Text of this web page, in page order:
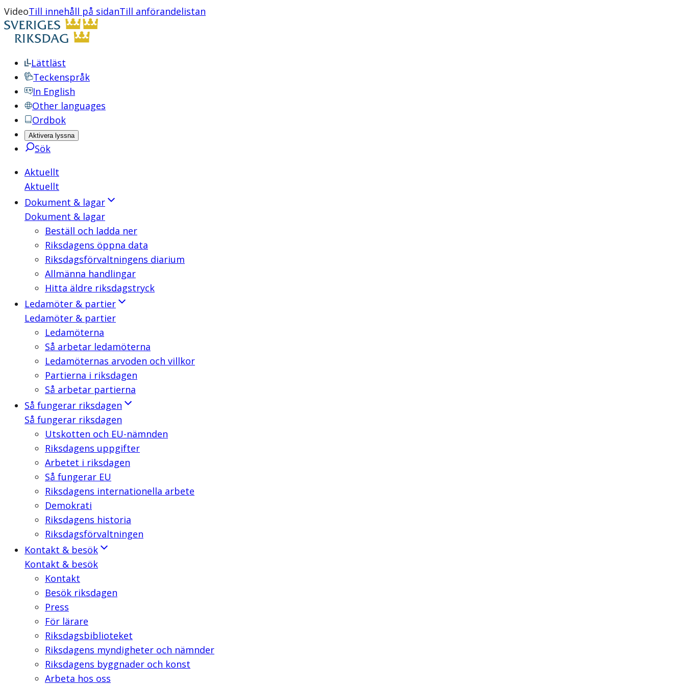
VideoTill innehåll på sidanTill anförandelistan
Lättläst
Teckenspråk
In English
Other languages
Ordbok
Aktivera lyssna
Sök
Aktuellt
Aktuellt
Dokument & lagar
Dokument & lagar
Beställ och ladda ner
Riksdagens öppna data
Riksdagsförvaltningens diarium
Allmänna handlingar
Hitta äldre riksdagstryck
Ledamöter & partier
Ledamöter & partier
Ledamöterna
Så arbetar ledamöterna
Ledamöternas arvoden och villkor
Partierna i riksdagen
Så arbetar partierna
Så fungerar riksdagen
Så fungerar riksdagen
Utskotten och EU-nämnden
Riksdagens uppgifter
Arbetet i riksdagen
Så fungerar EU
Riksdagens internationella arbete
Demokrati
Riksdagens historia
Riksdagsförvaltningen
Kontakt & besök
Kontakt & besök
Kontakt
Besök riksdagen
Press
För lärare
Riksdagsbiblioteket
Riksdagens myndigheter och nämnder
Riksdagens byggnader och konst
Arbeta hos oss